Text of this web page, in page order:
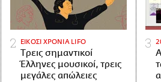
ΕΙΚΟΣΙ ΧΡΟΝΙΑ LIFO
Tρεις σημαντικοί
Έλληνες μουσικοί, τρεις
μεγάλες απώλειες